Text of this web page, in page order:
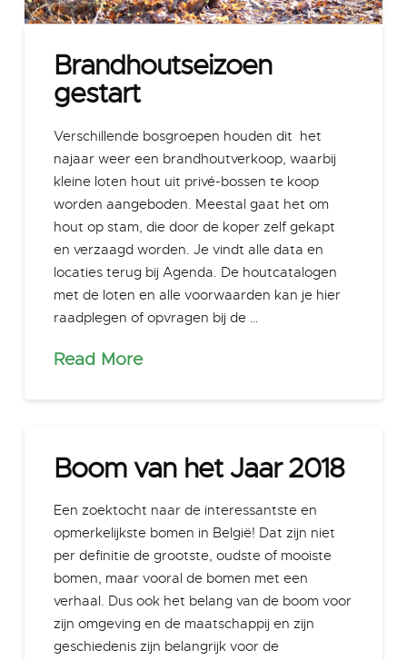
Brandhoutseizoen
gestart
Verschillende bosgroepen houden dit het
najaar weer een brandhoutverkoop, waarbij
kleine loten hout uit privé-bossen te koop
worden aangeboden. Meestal gaat het om
hout op stam, die door de koper zelf gekapt
en verzaagd worden. Je vindt alle data en
locaties terug bij Agenda. De houtcatalogen
met de loten en alle voorwaarden kan je hier
raadplegen of opvragen bij de …
Read More
Boom van het Jaar 2018
Een zoektocht naar de interessantste en
opmerkelijkste bomen in België! Dat zijn niet
per definitie de grootste, oudste of mooiste
bomen, maar vooral de bomen met een
verhaal. Dus ook het belang van de boom voor
zijn omgeving en de maatschappij en zijn
geschiedenis zijn belangrijk voor de